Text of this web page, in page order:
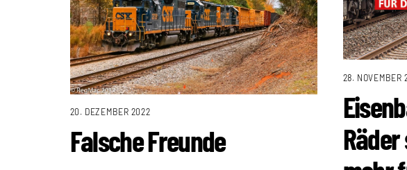
20. DEZEMBER 2022
Falsche Freunde
28. NOVEMBER